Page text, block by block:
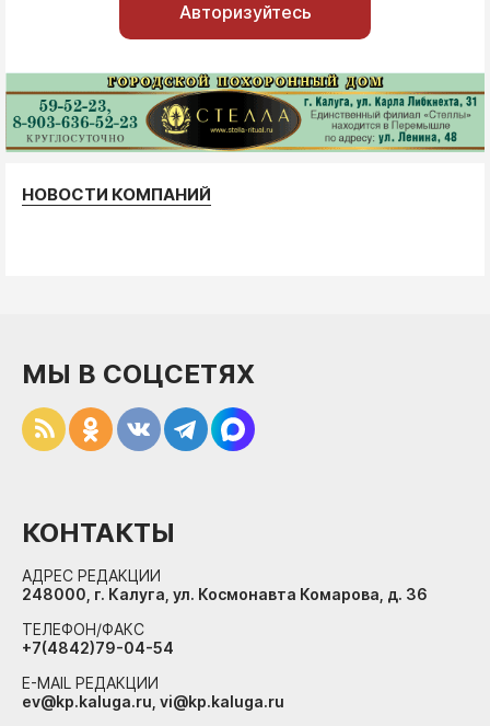
Авторизуйтесь
НОВОСТИ КОМПАНИЙ
МЫ В СОЦСЕТЯХ
КОНТАКТЫ
АДРЕС РЕДАКЦИИ
248000, г. Калуга, ул. Космонавта Комарова, д. 36
ТЕЛЕФОН/ФАКС
+7(4842)79-04-54
E-MAIL РЕДАКЦИИ
ev@kp.kaluga.ru, vi@kp.kaluga.ru